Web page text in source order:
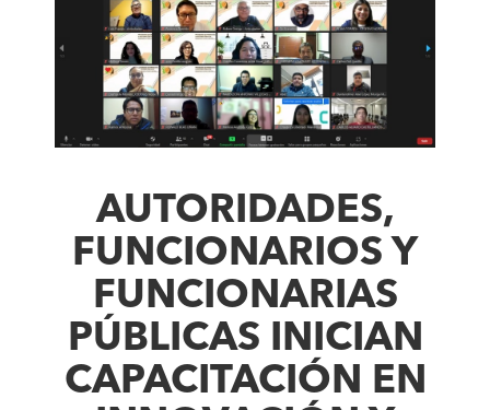
AUTORIDADES,
FUNCIONARIOS Y
FUNCIONARIAS
PÚBLICAS INICIAN
CAPACITACIÓN EN